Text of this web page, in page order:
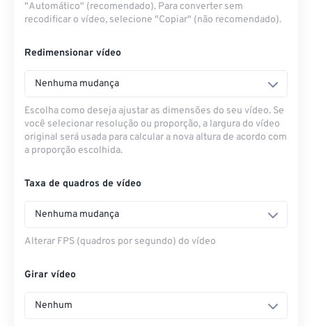
"Automático" (recomendado). Para converter sem
recodificar o vídeo, selecione "Copiar" (não recomendado).
Redimensionar vídeo
Nenhuma mudança
Escolha como deseja ajustar as dimensões do seu vídeo. Se
você selecionar resolução ou proporção, a largura do vídeo
original será usada para calcular a nova altura de acordo com
a proporção escolhida.
Taxa de quadros de vídeo
Nenhuma mudança
Alterar FPS (quadros por segundo) do vídeo
Girar vídeo
Nenhum